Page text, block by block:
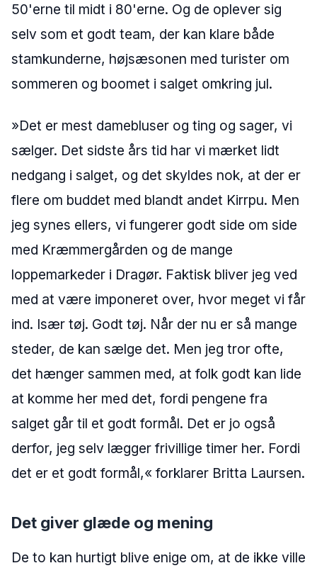
50'erne til midt i 80'erne. Og de oplever sig
selv som et godt team, der kan klare både
stamkunderne, højsæsonen med turister om
sommeren og boomet i salget omkring jul.
»Det er mest damebluser og ting og sager, vi
sælger. Det sidste års tid har vi mærket lidt
nedgang i salget, og det skyldes nok, at der er
flere om buddet med blandt andet Kirrpu. Men
jeg synes ellers, vi fungerer godt side om side
med Kræmmergården og de mange
loppemarkeder i Dragør. Faktisk bliver jeg ved
med at være imponeret over, hvor meget vi får
ind. Især tøj. Godt tøj. Når der nu er så mange
steder, de kan sælge det. Men jeg tror ofte,
det hænger sammen med, at folk godt kan lide
at komme her med det, fordi pengene fra
salget går til et godt formål. Det er jo også
derfor, jeg selv lægger frivillige timer her. Fordi
det er et godt formål,« forklarer Britta Laursen.
Det giver glæde og mening
De to kan hurtigt blive enige om, at de ikke ville